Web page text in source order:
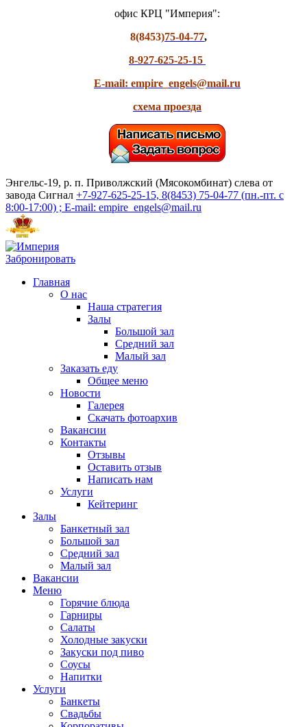
офис КРЦ "Империя":
8(8453)75-04-77,
8-927-625-25-15
E-mail: empire_engels@mail.ru
схема проезда
Энгельс-19, р. п. Приволжский (Мясокомбинат) слева от
завода Сигнал +7-927-625-25-15, 8(8453) 75-04-77 (пн.-пт. с
8:00-17:00) ; E-mail: empire_engels@mail.ru
Забронировать
Главная
О нас
Наша стратегия
Залы
Большой зал
Средний зал
Малый зал
Заказать еду
Общее меню
Новости
Галерея
Скачать фотоархив
Вакансии
Контакты
Отзывы
Оставить отзыв
Написать нам
Услуги
Кейтеринг
Залы
Банкетный зал
Большой зал
Средний зал
Малый зал
Вакансии
Меню
Горячие блюда
Гарниры
Салаты
Холодные закуски
Закуски под пиво
Соусы
Напитки
Услуги
Банкеты
Свадьбы